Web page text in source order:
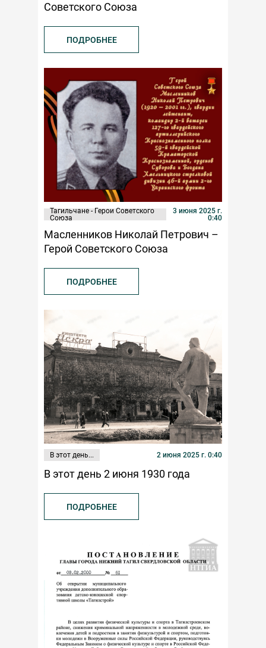
Советского Союза
ПОДРОБНЕЕ
Тагильчане - Герои Советского
Союза
3 июня 2025 г.
0:40
Масленников Николай Петрович –
Герой Советского Союза
ПОДРОБНЕЕ
В этот день... 2 июня 2025 г. 0:40
В этот день 2 июня 1930 года
ПОДРОБНЕЕ